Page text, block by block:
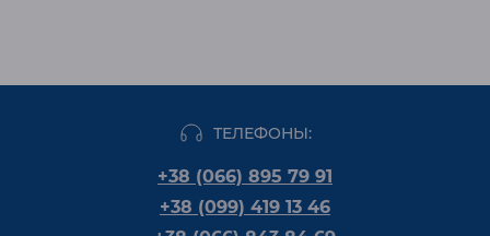
ТЕЛЕФОНЫ:
+38 (066) 895 79 91
+38 (099) 419 13 46